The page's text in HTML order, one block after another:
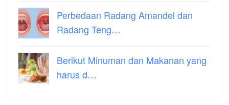
Perbedaan Radang Amandel dan
Radang Teng…
Berikut Minuman dan Makanan yang
harus d…